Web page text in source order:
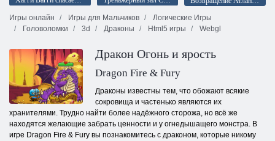
Игры онлайн
Игры для Мальчиков
Логические Игры
Головоломки
3d Драконы Html5 игры Webgl
Дракон Огонь и ярость
Dragon Fire & Fury
Драконы известны тем, что обожают всякие
сокровища и частенько являются их
хранителями. Трудно найти более надёжного сторожа, но всё же
находятся желающие забрать ценности и у огнедышащего монстра. В
игре Dragon Fire & Fury вы познакомитесь с драконом, которые никому